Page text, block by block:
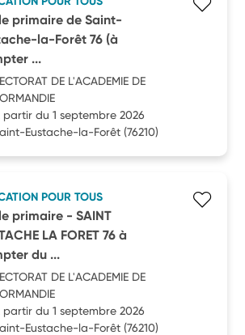
primaire de Saint-
la-Forêt 76 (à
...
DE L'ACADEMIE DE
partir du 1 septembre 2026
Eustache-la-Forêt (76210)
POUR TOUS
primaire - SAINT
LA FORET 76 à
du ...
DE L'ACADEMIE DE
partir du 1 septembre 2026
Eustache-la-Forêt (76210)